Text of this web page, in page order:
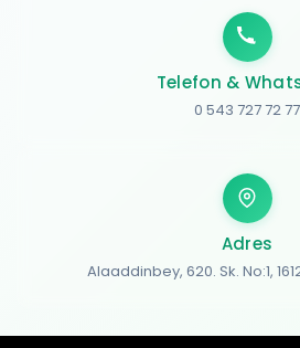
Telefon &
0 543 727 72 77
Adres
Alaaddinbey, 620. Sk. No:1,